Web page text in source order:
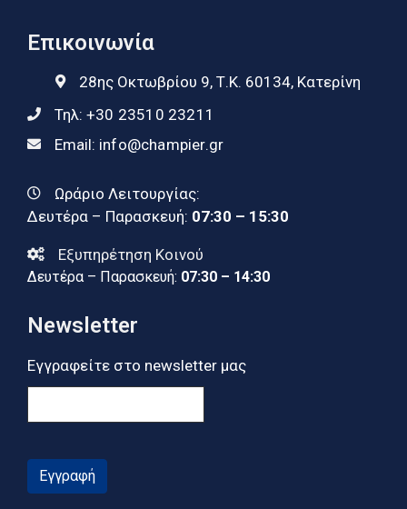
Επικοινωνία
28ης Οκτωβρίου 9, Τ.Κ. 60134, Κατερίνη
Τηλ: +30 23510 23211
Email: info@champier.gr
Ωράριο Λειτουργίας:
Δευτέρα – Παρασκευή: 07:30 – 15:30
Εξυπηρέτηση Κοινού
Δευτέρα – Παρασκευή: 07:30 – 14:30
Newsletter
Εγγραφείτε στο newsletter μας
Εγγραφή